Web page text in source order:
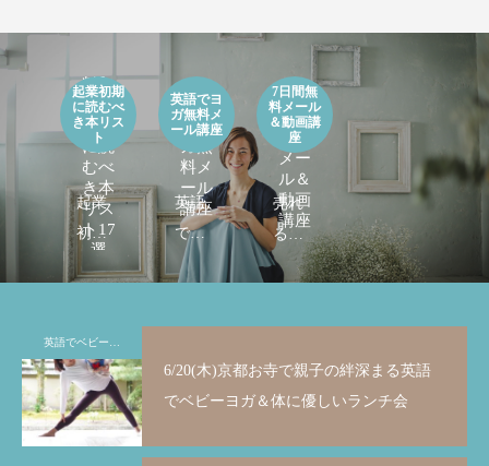
起業初期
に読むべ
き本リス
ト
料】
起業
初期
に読
むべ
き本
リス
ト17
選
起業
初期
リス
ト＆
未来
が変
英語でヨ
ガ無料メ
ール講座
英語
でヨ
ガ無
料メ
ール
講座
英語
でヨ
ガを
られ
ため
7日間無
料メール
＆動画講
座
【無
料】7
日間
メー
ル＆
動画
講座
売れ
るヨ
ガイ
トラ
ため
英語でベビーヨガ
6/20(木)京都お寺で親子の絆深まる英語
でベビーヨガ＆体に優しいランチ会